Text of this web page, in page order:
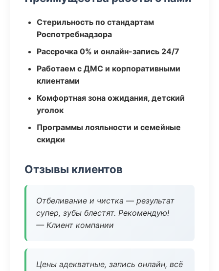
Стерильность по стандартам
Роспотребнадзора
Рассрочка 0% и онлайн-запись 24/7
Работаем с ДМС и корпоративными
клиентами
Комфортная зона ожидания, детский
уголок
Программы лояльности и семейные
скидки
Отзывы клиентов
Отбеливание и чистка — результат
супер, зубы блестят. Рекомендую!
— Клиент компании
Цены адекватные, запись онлайн, всё